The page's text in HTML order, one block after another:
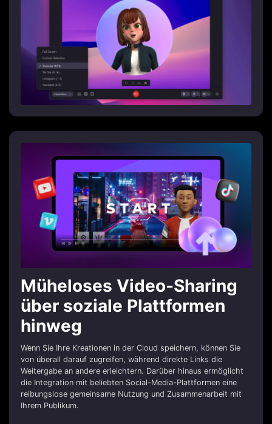
Müheloses Video-Sharing
über soziale Plattformen
hinweg
Wenn Sie Ihre Kreationen in der Cloud speichern, können Sie
von überall darauf zugreifen, während direkte Links die
Weitergabe an andere erleichtern. Darüber hinaus ermöglicht
die Integration mit beliebten Social-Media-Plattformen eine
reibungslose gemeinsame Nutzung und Zusammenarbeit mit
Ihrem Publikum.